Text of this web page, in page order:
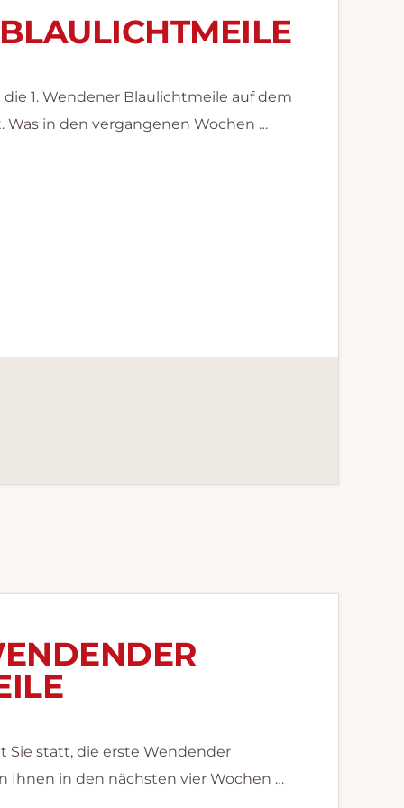
1. Wendener Blaulichtmeile auf dem
in den vergangenen Wochen …
Sie statt, die erste Wendender
in den nächsten vier Wochen …